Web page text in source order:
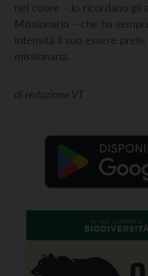
nel cuore – lo ricordano gli
Missionario – che ha
intensità il suo essere prete
missionaria.
di redazione VT